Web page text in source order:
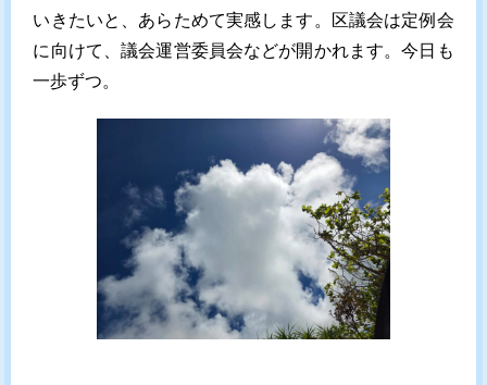
いきたいと、あらためて実感します。区議会は定例会
に向けて、議会運営委員会などが開かれます。今日も
一歩ずつ。